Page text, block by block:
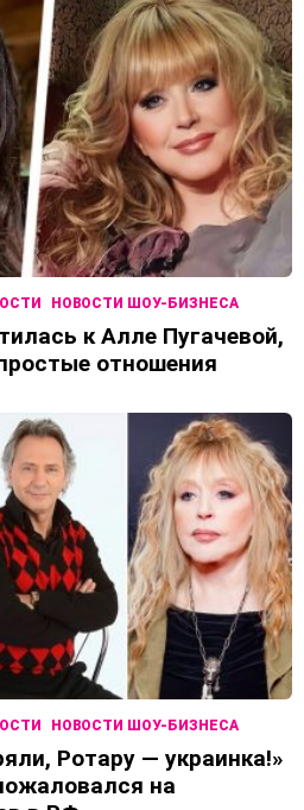
НОВОСТИ ШОУ-БИЗНЕСА
к Алле Пугачевой,
отношения
НОВОСТИ ШОУ-БИЗНЕСА
Ротару — украинка!»
на